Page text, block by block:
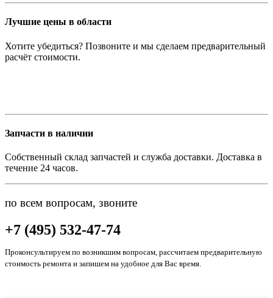
Лучшие цены в области
Хотите убедиться? Позвоните и мы сделаем предварительный
расчёт стоимости.
Запчасти в наличии
Собственный склад запчастей и служба доставки. Доставка в
течение 24 часов.
по всем вопросам, звоните
+7 (495) 532-47-74
Проконсультируем по возникшим вопросам, рассчитаем предварительную
стоимость ремонта и запишем на удобное для Вас время.